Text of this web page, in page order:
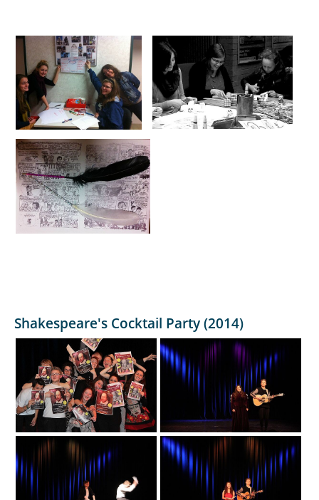
Shakespeare's Cocktail Party (2014)